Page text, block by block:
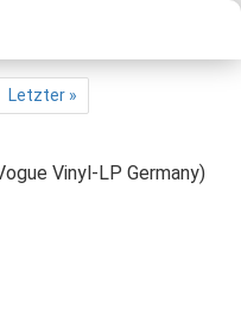
Letzter »
Vinyl-LP Germany)